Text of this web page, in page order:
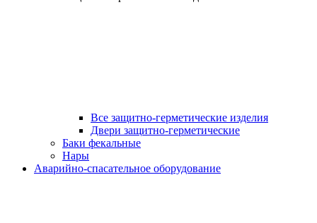
Все защитно-герметические изделия
Двери защитно-герметические
Баки фекальные
Нары
Аварийно-спасательное оборудование